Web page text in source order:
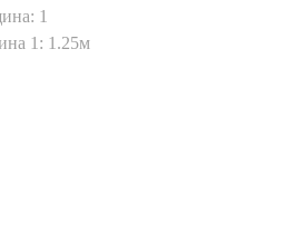
1
1: 1.25м